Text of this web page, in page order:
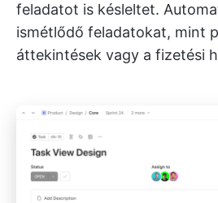
feladatot is késleltet.
ismétlődő feladatokat, mint
áttekintések vagy a fizetési